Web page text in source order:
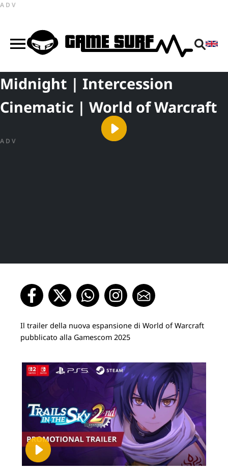
ADV
Midnight | Intercession
Cinematic | World of Warcraft
ADV
Il trailer della nuova espansione di World of Warcraft
pubblicato alla Gamescom 2025